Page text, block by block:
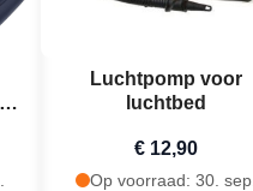
Luchtpomp voor
luchtbed
€ 12,90
Op voorraad: 30. sep.